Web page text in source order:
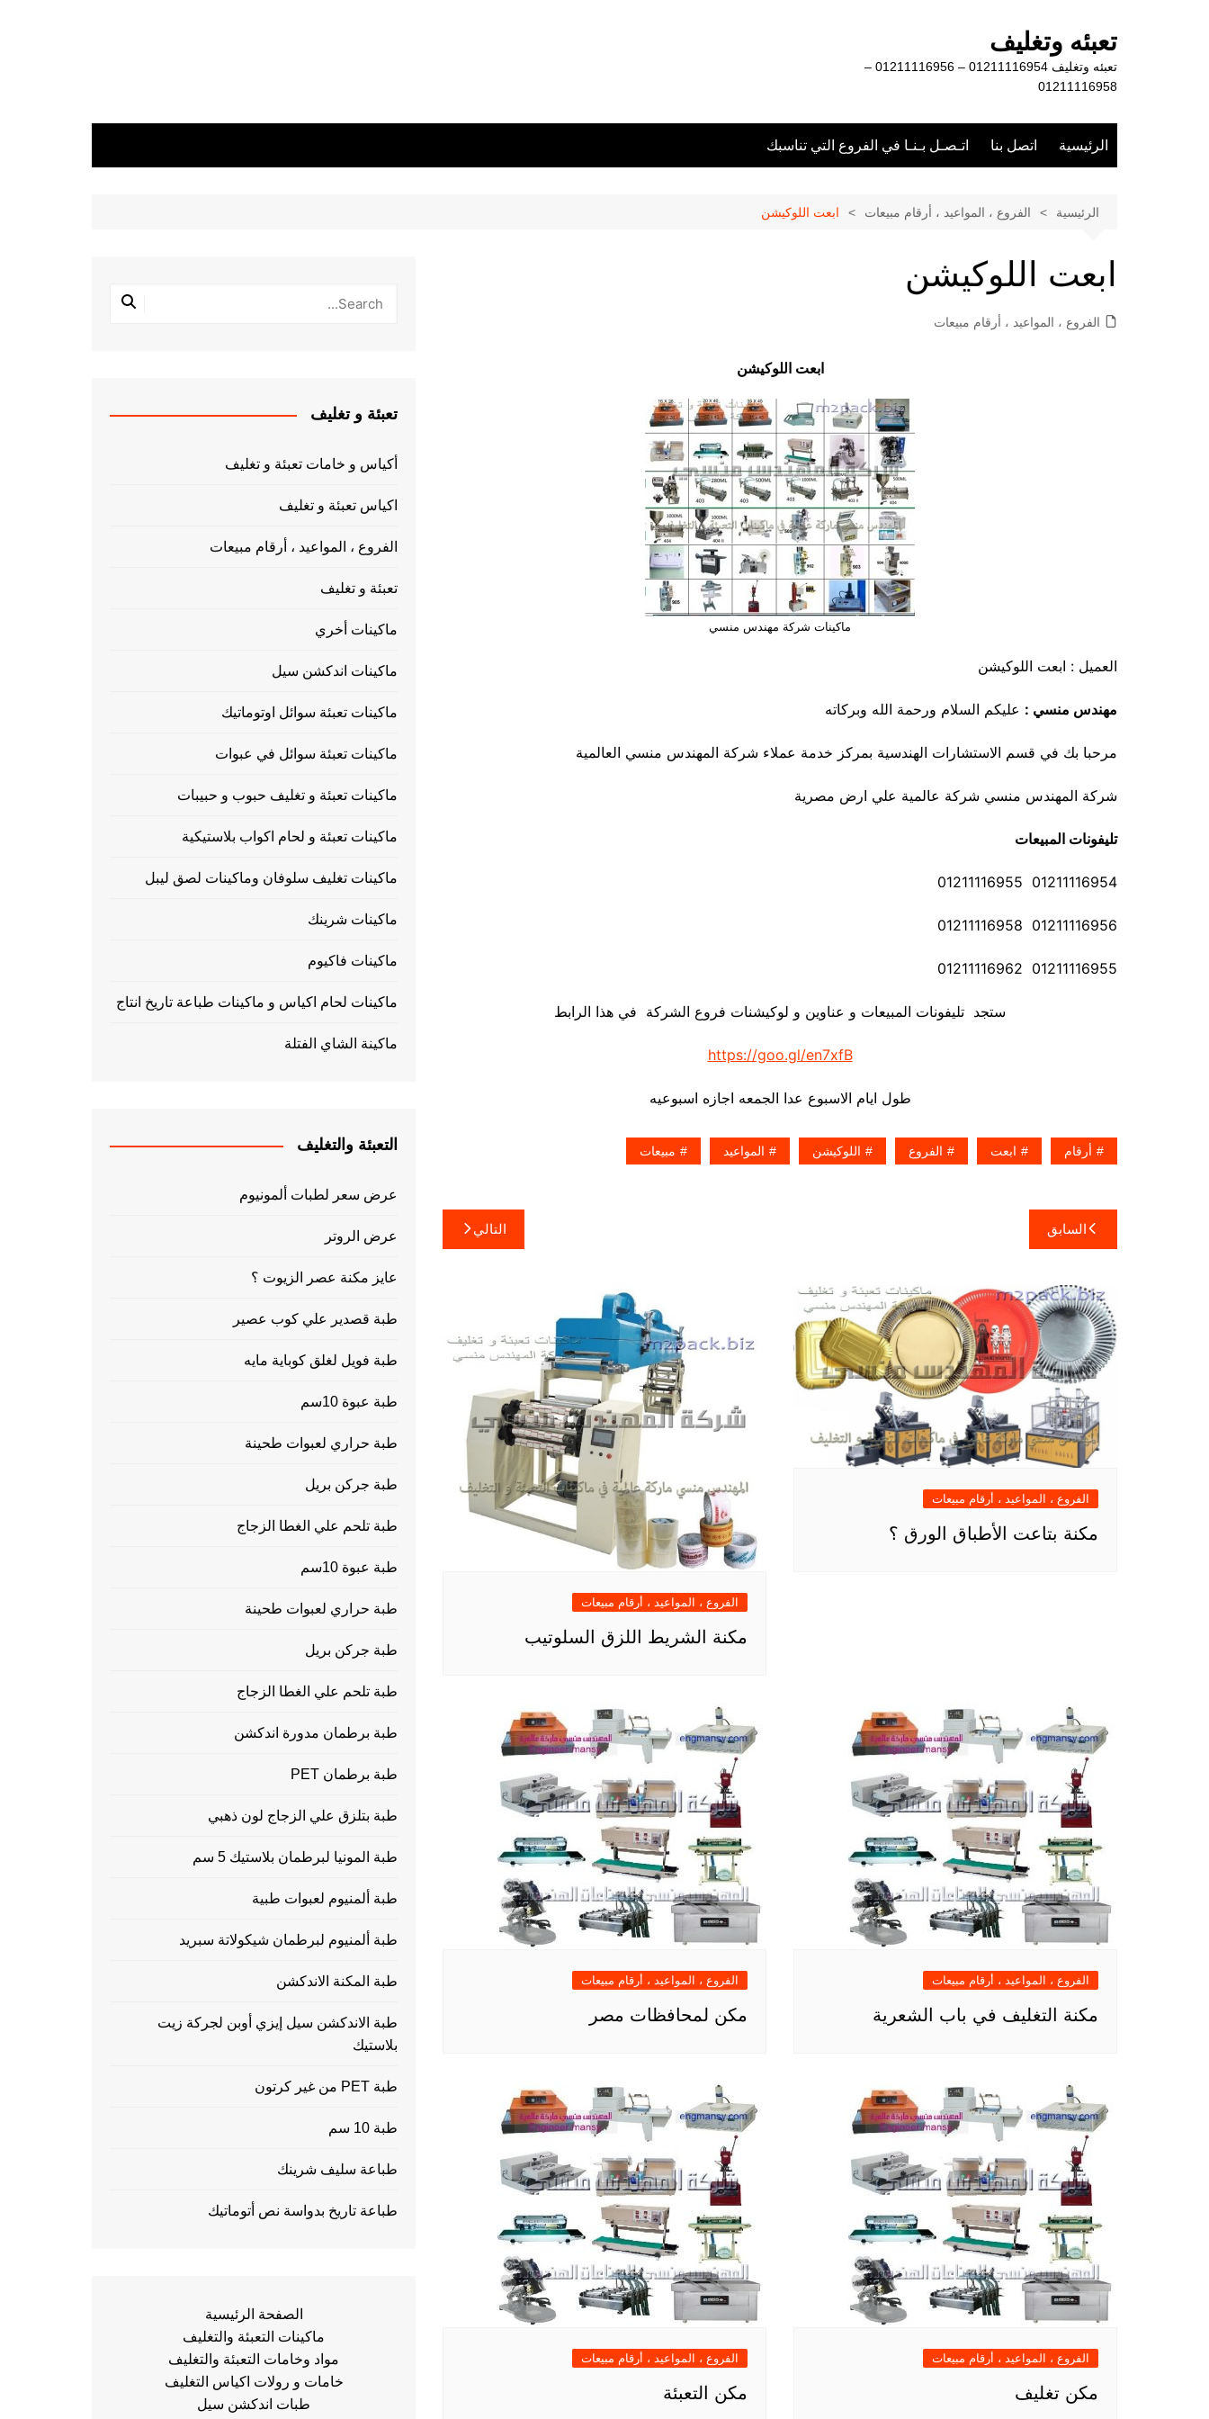
تعبئه وتغليف
تعبئه وتغليف 01211116954 – 01211116956 –
01211116958
الرئيسية اتصل بنا اتـصـل بـنـا في الفروع التي تناسبك
الرئيسية الفروع ، المواعيد ، أرقام مبيعات ابعت اللوكيشن
ابعت اللوكيشن
الفروع ، المواعيد ، أرقام مبيعات
ابعت اللوكيشن
ماكينات شركة مهندس منسي
العميل : ابعت اللوكيشن
مهندس منسي : عليكم السلام ورحمة الله وبركاته
مرحبا بك في قسم الاستشارات الهندسية بمركز خدمة عملاء شركة المهندس منسي العالمية
شركة المهندس منسي شركة عالمية علي ارض مصرية
تليفونات المبيعات
01211116954 01211116955
01211116956 01211116958
01211116955 01211116962
ستجد تليفونات المبيعات و عناوين و لوكيشنات فروع الشركة في هذا الرابط
https://goo.gl/en7xfB
طول ايام الاسبوع عدا الجمعه اجازه اسبوعيه
أرقام ابعت الفروع اللوكيشن المواعيد مبيعات
تصفّح
المقالات
السابق التالي
الفروع ، المواعيد ، أرقام مبيعات
مكنة بتاعت الأطباق الورق ؟
الفروع ، المواعيد ، أرقام مبيعات
مكنة الشريط اللزق السلوتيب
الفروع ، المواعيد ، أرقام مبيعات
مكنة التغليف في باب الشعرية
الفروع ، المواعيد ، أرقام مبيعات
مكن لمحافظات مصر
الفروع ، المواعيد ، أرقام مبيعات
مكن تغليف
الفروع ، المواعيد ، أرقام مبيعات
مكن التعبئة
تعبئة و تغليف
أكياس و خامات تعبئة و تغليف
اكياس تعبئة و تغليف
الفروع ، المواعيد ، أرقام مبيعات
تعبئة و تغليف
ماكينات أخري
ماكينات اندكشن سيل
ماكينات تعبئة سوائل اوتوماتيك
ماكينات تعبئة سوائل في عبوات
ماكينات تعبئة و تغليف حبوب و حبيبات
ماكينات تعبئة و لحام اكواب بلاستيكية
ماكينات تغليف سلوفان وماكينات لصق ليبل
ماكينات شرينك
ماكينات فاكيوم
ماكينات لحام اكياس و ماكينات طباعة تاريخ انتاج
ماكينة الشاي الفتلة
التعبئة والتغليف
عرض سعر لطبات ألمونيوم
عرض الروتر
عايز مكنة عصر الزيوت ؟
طبة قصدير علي كوب عصير
طبة فويل لغلق كوباية مايه
طبة عبوة 10سم
طبة حراري لعبوات طحينة
طبة جركن بريل
طبة تلحم علي الغطا الزجاج
طبة عبوة 10سم
طبة حراري لعبوات طحينة
طبة جركن بريل
طبة تلحم علي الغطا الزجاج
طبة برطمان مدورة اندكشن
طبة برطمان PET
طبة بتلزق علي الزجاج لون ذهبي
طبة المونيا لبرطمان بلاستيك 5 سم
طبة ألمنيوم لعبوات طبية
طبة ألمنيوم لبرطمان شيكولاتة سبريد
طبة المكنة الاندكشن
طبة الاندكشن سيل إيزي أوبن لجركة زيت
بلاستيك
طبة PET من غير كرتون
طبة 10 سم
طباعة سليف شرينك
طباعة تاريخ بدواسة نص أتوماتيك
الصفحة الرئيسية
ماكينات التعبئة والتغليف
مواد وخامات التعبئة والتغليف
خامات و رولات اكياس التغليف
طبات اندكشن سيل